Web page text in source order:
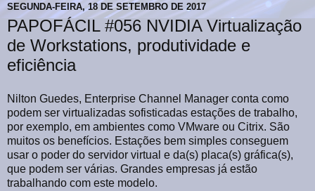
SEGUNDA-FEIRA, 18 DE SETEMBRO DE 2017
PAPOFÁCIL #056 NVIDIA Virtualização
de Workstations, produtividade e
eficiência
Nilton Guedes, Enterprise Channel Manager conta como
podem ser virtualizadas sofisticadas estações de trabalho,
por exemplo, em ambientes como VMware ou Citrix. São
muitos os benefícios. Estações bem simples conseguem
usar o poder do servidor virtual e da(s) placa(s) gráfica(s),
que podem ser várias. Grandes empresas já estão
trabalhando com este modelo.